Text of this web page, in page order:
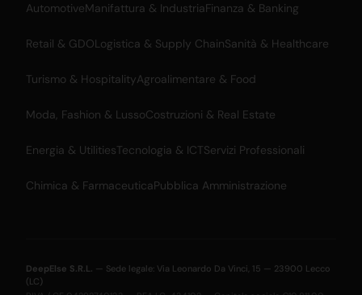
AutomotiveManifattura & IndustriaFinanza & Banking
Retail & GDOLogistica & Supply ChainSanità & Healthcare
Turismo & HospitalityAgroalimentare & Food
Moda, Fashion & LussoCostruzioni & Real Estate
Energia & UtilitiesTecnologia & ICTServizi Professionali
Chimica & FarmaceuticaPubblica Amministrazione
DeepElse S.R.L. — Sede legale: Via Leonardo Da Vinci, 15 — 23900 Lecco
(LC)